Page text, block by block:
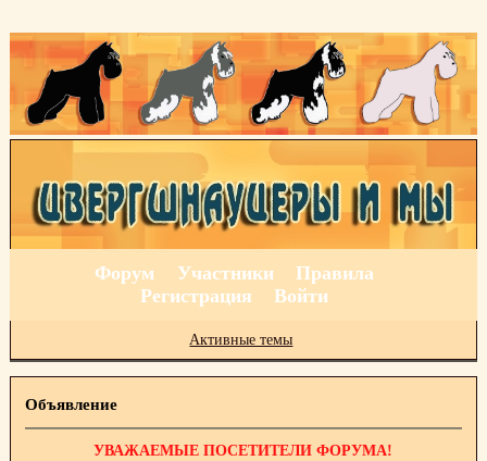
Форум Участники
Правила
Регистрация
Войти
Активные темы
Объявление
УВАЖАЕМЫЕ ПОСЕТИТЕЛИ ФОРУМА!